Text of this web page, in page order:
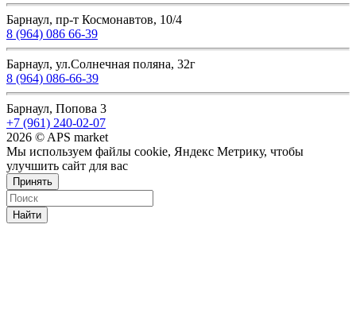
Барнаул, пр-т Космонавтов, 10/4
8 (964) 086 66-39
Барнаул, ул.Солнечная поляна, 32г
8 (964) 086-66-39
Барнаул, Попова 3
+7 (961) 240-02-07
2026 © APS market
Мы используем файлы cookie, Яндекс Метрику, чтобы
улучшить сайт для вас
Принять
Найти